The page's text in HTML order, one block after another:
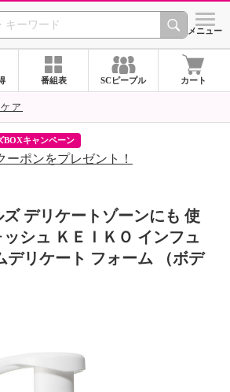
SHOP CHANNEL シメニュー
番組表 SCピープル カート
ア
BOXキャンペーン
ーポンをプレゼント！
デリケートゾーンにも 使
シュ ＫＥＩＫＯ インフュ
デリケート フォーム （ボデ